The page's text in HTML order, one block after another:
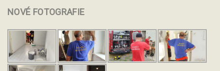
NOVÉ FOTOGRAFIE